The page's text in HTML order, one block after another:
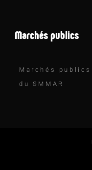
Marchés publics
Marchés publics
du SMMAR